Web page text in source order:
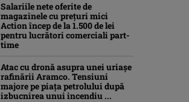
Salariile nete oferite de
magazinele cu prețuri mici
Action încep de la 1.500 de lei
pentru lucrători comerciali part-
time
Atac cu dronă asupra unei uriașe
rafinării Aramco. Tensiuni
majore pe piața petrolului după
izbucnirea unui incendiu ...